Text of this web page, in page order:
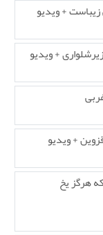
+ ویدیو
+ ویدیو
+ ویدیو
هرگز یخ